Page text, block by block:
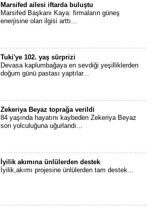
Marsifed ailesi iftarda buluştu
Marsifed Başkanı Kaya: firmaların güneş
enerjisine olan ilgisi arttı...
Tuki'ye 102. yaş sürprizi
Devasa kaplumbağaya en sevdiği yeşilliklerden
doğum günü pastası yaptılar...
Zekeriya Beyaz toprağa verildi
84 yaşında hayatını kaybeden Zekeriya Beyaz
son yolculuğuna uğurlandı...
İyilik akımına ünlülerden destek
İyilik,akımı projesine ünlülerden tam destek...